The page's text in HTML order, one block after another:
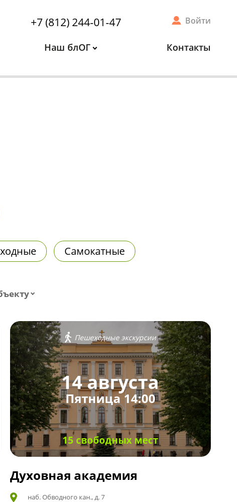
+7 (812) 244-01-47 Войти
Наш блОГ Контакты
Самокатные
Пешеходные экскурсии
14 августа
Пятница 14:00
15 свободных мест
Духовная академия
наб. Обводного кан., д. 7